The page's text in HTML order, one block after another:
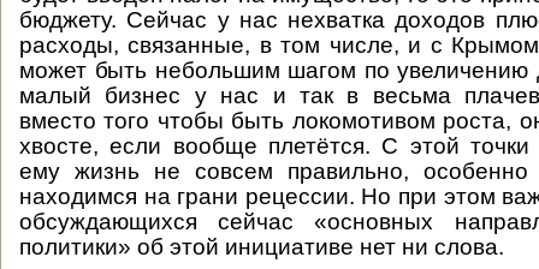
бюджету. Сейчас у нас нехватка доходов
расходы, связанные, в том числе, и с
может быть небольшим шагом по увеличению
малый бизнес у нас и так в весьма
вместо того чтобы быть локомотивом роста,
хвосте, если вообще плетётся. С этой точки
ему жизнь не совсем правильно, особенно
находимся на грани рецессии. Но при этом
обсуждающихся сейчас «основных
политики» об этой инициативе нет ни слова.